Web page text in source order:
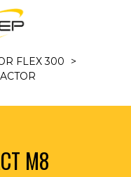
MAG ET
REFR. AIR
FLEX 300
>
M8